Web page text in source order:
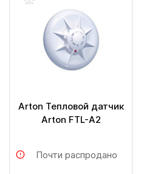
Arton Тепловой датчик
Arton FTL-A2
Почти распродано